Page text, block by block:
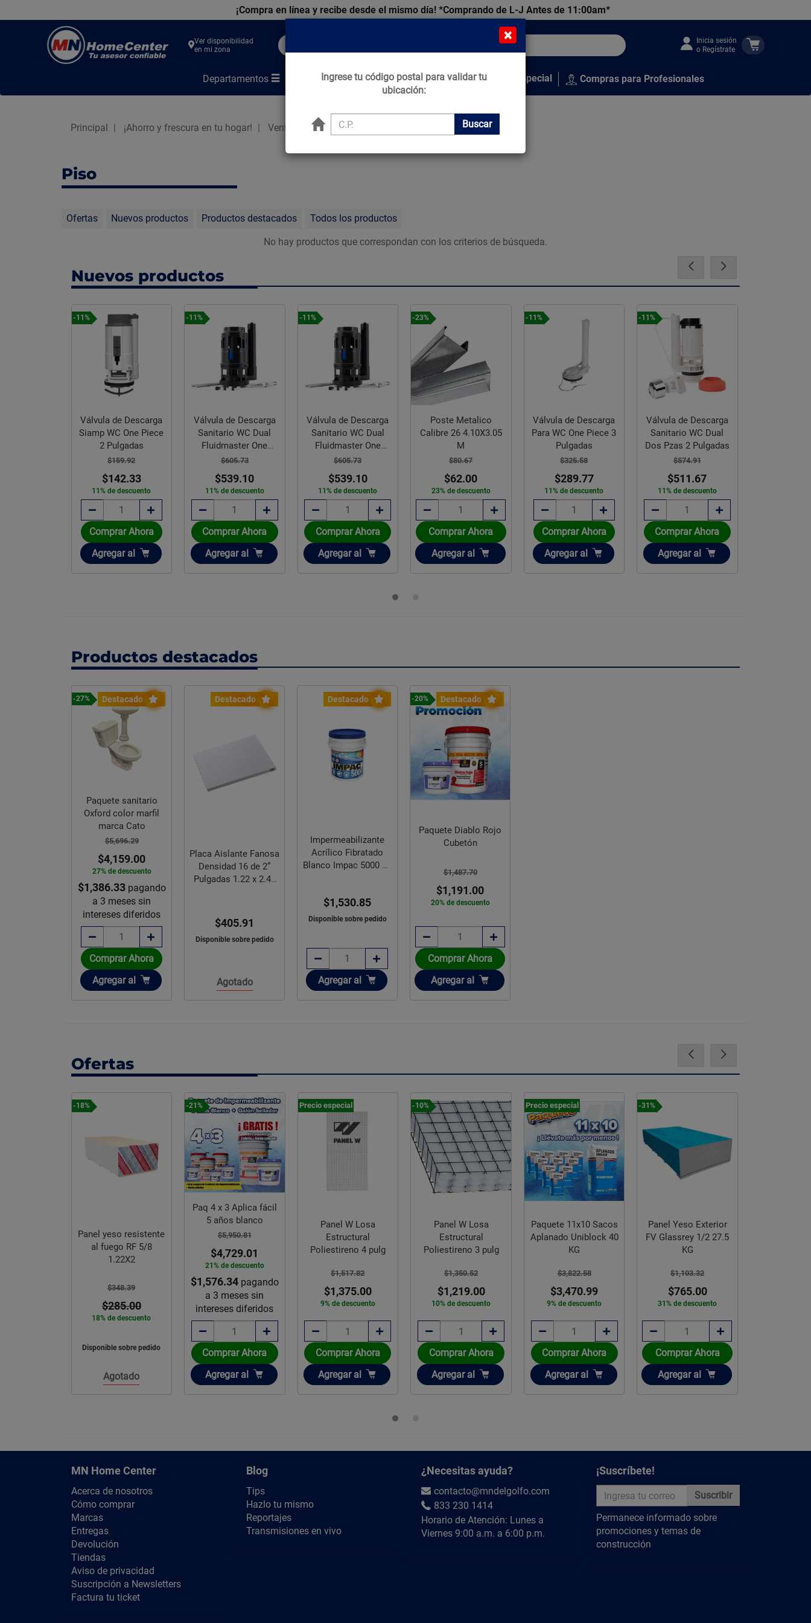
¡Compra en línea y recibe desde el mismo día! *Comprando de L-J Antes de 11:00am*
Center
Ver disponibilidad
en mi zona
Inicia sesión
o Regístrate
Departamentos Marcas Tips que Construyen Venta Especial Compras para Profesionales
Principal ¡Ahorro y frescura en tu hogar! Ventiladores
Piso
Ofertas Nuevos productos Productos destacados Todos los productos
No hay productos que correspondan con los criterios de búsqueda.
Nuevos productos
-11%
Válvula de Descarga
Siamp WC One Piece
2 Pulgadas
$159.92
$142.33
11% de descuento
Comprar Ahora
Añadir
Agregar al
-11%
Válvula de Descarga
Sanitario WC Dual
Fluidmaster One
Piece 3"
$605.73
$539.10
11% de descuento
Comprar Ahora
Añadir
Agregar al
-11%
Válvula de Descarga
Sanitario WC Dual
Fluidmaster One
Piece 3"
$605.73
$539.10
11% de descuento
Comprar Ahora
Añadir
Agregar al
-23%
Poste Metalico
Calibre 26 4.10X3.05
M
$80.67
$62.00
23% de descuento
Comprar Ahora
Añadir
Agregar al
-11%
Válvula de Descarga
Para WC One Piece 3
Pulgadas
$325.58
$289.77
11% de descuento
Comprar Ahora
Añadir
Agregar al
-11%
Válvula de Descarga
Sanitario WC Dual
Dos Pzas 2 Pulgadas
$574.91
$511.67
11% de descuento
Comprar Ahora
Añadir
Agregar al
Productos destacados
Destacado
-27%
Paquete sanitario
Oxford color marfil
marca Cato
$5,696.29
$4,159.00
27% de descuento
$1,386.33pagando
a 3 meses sin
intereses diferidos
Comprar Ahora
Añadir
Agregar al
Destacado
Placa Aislante Fanosa
Densidad 16 de 2”
Pulgadas 1.22 x 2.44
$405.91
Disponible sobre pedido
Agotado
Destacado
Impermeabilizante
Acrílico Fibratado
Blanco Impac 5000 19
$1,530.85
Disponible sobre pedido
Añadir
Agregar al
Destacado
-20%
Paquete Diablo Rojo
Cubetón
$1,487.70
$1,191.00
20% de descuento
Comprar Ahora
Añadir
Agregar al
Ofertas
-18%
Panel yeso resistente
al fuego RF 5/8
1.22X2
$348.39
$285.00
18% de descuento
Disponible sobre pedido
Agotado
-21%
Paq 4 x 3 Aplica fácil
5 años blanco
$5,950.81
$4,729.01
21% de descuento
$1,576.34pagando
a 3 meses sin
intereses diferidos
Comprar Ahora
Añadir
Agregar al
Precio especial
Panel W Losa
Estructural
Poliestireno 4 pulg
$1,517.82
$1,375.00
9% de descuento
Comprar Ahora
Añadir
Agregar al
-10%
Panel W Losa
Estructural
Poliestireno 3 pulg
$1,350.52
$1,219.00
10% de descuento
Comprar Ahora
Añadir
Agregar al
Precio especial
Paquete 11x10 Sacos
Aplanado Uniblock 40
KG
$3,822.58
$3,470.99
9% de descuento
Comprar Ahora
Añadir
Agregar al
-31%
Panel Yeso Exterior
FV Glassrey 1/2 27.5
KG
$1,103.32
$765.00
31% de descuento
Comprar Ahora
Añadir
Agregar al
MN Home Center
Acerca de nosotros
Cómo comprar
Marcas
Entregas
Devolución
Tiendas
Aviso de privacidad
Suscripción a Newsletters
Factura tu ticket
Blog
Tips
Hazlo tu mismo
Reportajes
Transmisiones en vivo
¿Necesitas ayuda?
contacto@mndelgolfo.com
833 230 1414
Horario de Atención: Lunes a
Viernes 9:00 a.m. a 6:00 p.m.
¡Suscríbete!
Suscribir
Permanece informado sobre
promociones y temas de
construcción
×
Ingrese tu código postal para validar tu
ubicación:
Buscar